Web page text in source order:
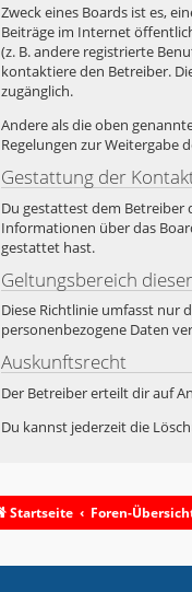
Zweck eines Boards ist es,
Beiträge im Internet
(z. B. andere registrierte
kontaktiere den Betreiber.
zugänglich.
Andere als die oben
Regelungen zur Weitergabe
Gestattung der
Du gestattest dem
Informationen über das
gestattet hast.
Geltungsbereich
Diese Richtlinie umfasst nur
personenbezogene Daten
Auskunftsrecht
Der Betreiber erteilt dir auf
Du kannst jederzeit die
Startseite Foren-